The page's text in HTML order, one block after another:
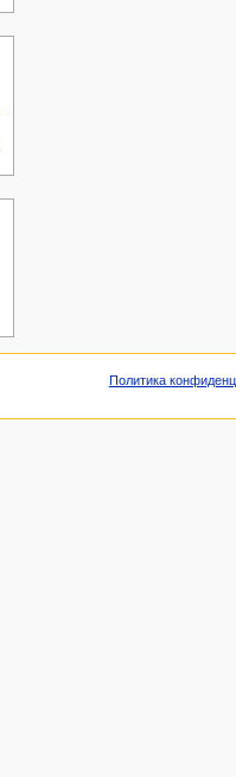
Политика